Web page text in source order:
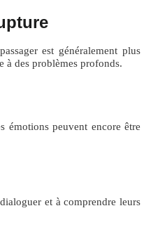
est généralement plus
à des problèmes profonds.
émotions peuvent encore être
et à comprendre leurs